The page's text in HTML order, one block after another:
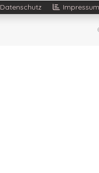
Datenschutz Impressum